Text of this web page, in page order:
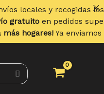
loslunes. Envíos
superiores a70 €.
enviamos aPortugal y